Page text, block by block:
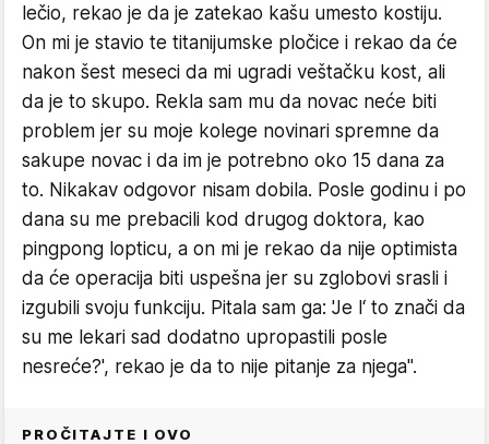
lečio, rekao je da je zatekao kašu umesto kostiju.
On mi je stavio te titanijumske pločice i rekao da će
nakon šest meseci da mi ugradi veštačku kost, ali
da je to skupo. Rekla sam mu da novac neće biti
problem jer su moje kolege novinari spremne da
sakupe novac i da im je potrebno oko 15 dana za
to. Nikakav odgovor nisam dobila. Posle godinu i po
dana su me prebacili kod drugog doktora, kao
pingpong lopticu, a on mi je rekao da nije optimista
da će operacija biti uspešna jer su zglobovi srasli i
izgubili svoju funkciju. Pitala sam ga: 'Je l‘ to znači da
su me lekari sad dodatno upropastili posle
nesreće?', rekao je da to nije pitanje za njega".
PROČITAJTE I OVO